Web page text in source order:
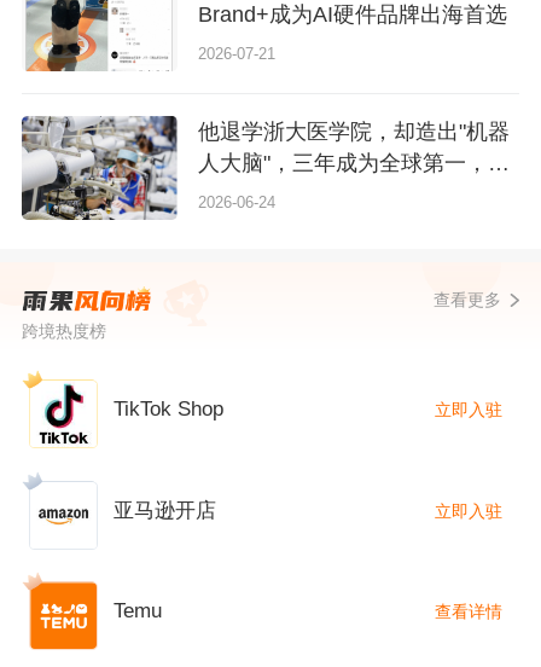
Brand+成为AI硬件品牌出海首选
2026-07-21
他退学浙大医学院，却造出"机器
人大脑"，三年成为全球第一，刚
刚敲钟
2026-06-24
跨境热度榜
查看更多
TikTok Shop 立即入驻
亚马逊开店 立即入驻
Temu 查看详情